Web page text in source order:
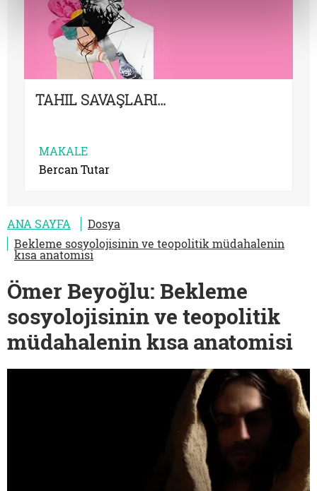
TAHIL SAVAŞLARI…
MAKALE
Bercan Tutar
ANA SAYFA
Dosya
Bekleme sosyolojisinin ve teopolitik müdahalenin
kısa anatomisi
Ömer Beyoğlu: Bekleme
sosyolojisinin ve teopolitik
müdahalenin kısa anatomisi